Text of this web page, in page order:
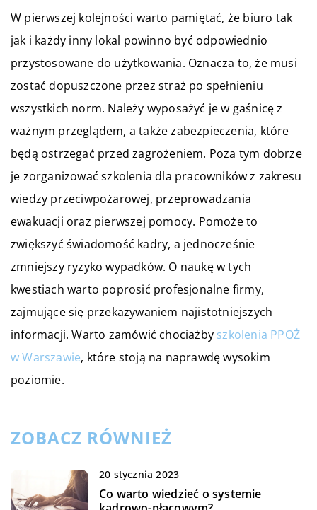
W pierwszej kolejności warto pamiętać, że biuro tak
jak i każdy inny lokal powinno być odpowiednio
przystosowane do użytkowania. Oznacza to, że musi
zostać dopuszczone przez straż po spełnieniu
wszystkich norm. Należy wyposażyć je w gaśnicę z
ważnym przeglądem, a także zabezpieczenia, które
będą ostrzegać przed zagrożeniem. Poza tym dobrze
je zorganizować szkolenia dla pracowników z zakresu
wiedzy przeciwpożarowej, przeprowadzania
ewakuacji oraz pierwszej pomocy. Pomoże to
zwiększyć świadomość kadry, a jednocześnie
zmniejszy ryzyko wypadków. O naukę w tych
kwestiach warto poprosić profesjonalne firmy,
zajmujące się przekazywaniem najistotniejszych
informacji. Warto zamówić chociażby szkolenia PPOŻ
w Warszawie, które stoją na naprawdę wysokim
poziomie.
ZOBACZ RÓWNIEŻ
20 stycznia 2023
Co warto wiedzieć o systemie